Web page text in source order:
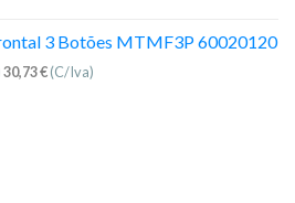
3 Botões MTMF3P 60020120
30,73€(C/Iva)